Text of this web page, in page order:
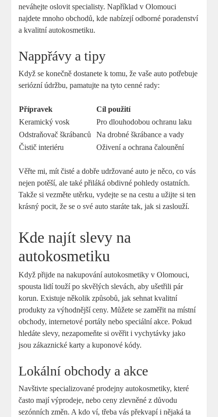
neváhejte oslovit specialisty. Například v Olomouci
najdete mnoho obchodů, kde nabízejí odborné poradenství
a kvalitní autokosmetiku.
Nappřávy a tipy
Když se konečně dostanete k tomu, že vaše auto potřebuje
seriózní údržbu, pamatujte na tyto cenné rady:
Přípravek
Cíl použití
Keramický vosk
Pro dlouhodobou ochranu laku
Odstraňovač škrábanců
Na drobné škrábance a vady
Čistič interiéru
Oživení a ochrana čalounění
Věřte mi, mít čisté a dobře udržované auto je něco, co vás
nejen potěší, ale také přiláká obdivné pohledy ostatních.
Takže si vezměte utěrku, vydejte se na cestu a užijte si ten
krásný pocit, že se o své auto staráte tak, jak si zaslouží.
Kde najít slevy na
autokosmetiku
Když přijde na nakupování autokosmetiky v Olomouci,
spousta lidí touží po skvělých slevách, aby ušetřili pár
korun. Existuje několik způsobů, jak sehnat kvalitní
produkty za výhodnější ceny. Můžete se zaměřit na místní
obchody, internetové portály nebo speciální akce. Pokud
hledáte slevy, nezapomeňte si ověřit i vychytávky jako
jsou zákaznické karty a kuponové kódy.
Lokální obchody a akce
Navštivte specializované prodejny autokosmetiky, které
často mají výprodeje, nebo ceny zlevněné z důvodu
sezónních změn. A kdo ví, třeba vás překvapí i nějaká ta